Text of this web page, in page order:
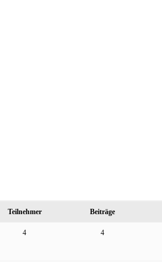
Teilnehmer Beiträge
4 4